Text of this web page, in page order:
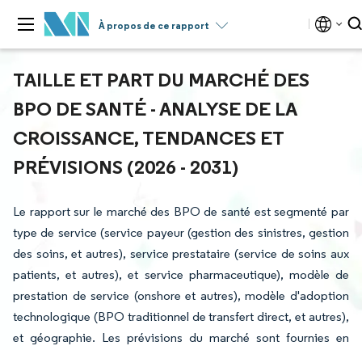
À propos de ce rapport
TAILLE ET PART DU MARCHÉ DES
BPO DE SANTÉ - ANALYSE DE LA
CROISSANCE, TENDANCES ET
PRÉVISIONS (2026 - 2031)
Le rapport sur le marché des BPO de santé est segmenté par
type de service (service payeur (gestion des sinistres, gestion
des soins, et autres), service prestataire (service de soins aux
patients, et autres), et service pharmaceutique), modèle de
prestation de service (onshore et autres), modèle d'adoption
technologique (BPO traditionnel de transfert direct, et autres),
et géographie. Les prévisions du marché sont fournies en